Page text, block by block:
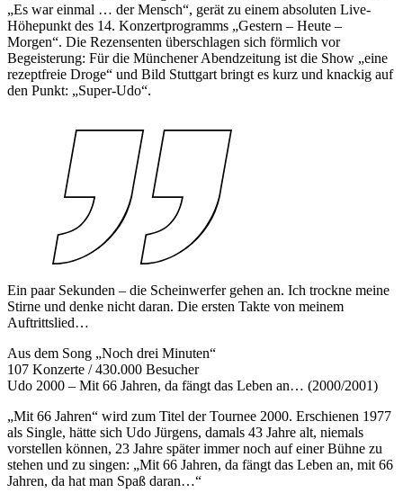
„Es war einmal … der Mensch“, gerät zu einem absoluten Live-
Höhepunkt des 14. Konzertprogramms „Gestern – Heute –
Morgen“. Die Rezensenten überschlagen sich förmlich vor
Begeisterung: Für die Münchener Abendzeitung ist die Show „eine
rezeptfreie Droge“ und Bild Stuttgart bringt es kurz und knackig auf
den Punkt: „Super-Udo“.
Ein paar Sekunden – die Scheinwerfer gehen an. Ich trockne meine
Stirne und denke nicht daran. Die ersten Takte von meinem
Auftrittslied…
Aus dem Song „Noch drei Minuten“
107 Konzerte / 430.000 Besucher
Udo 2000 – Mit 66 Jahren, da fängt das Leben an… (2000/2001)
„Mit 66 Jahren“ wird zum Titel der Tournee 2000. Erschienen 1977
als Single, hätte sich Udo Jürgens, damals 43 Jahre alt, niemals
vorstellen können, 23 Jahre später immer noch auf einer Bühne zu
stehen und zu singen: „Mit 66 Jahren, da fängt das Leben an, mit 66
Jahren, da hat man Spaß daran…“